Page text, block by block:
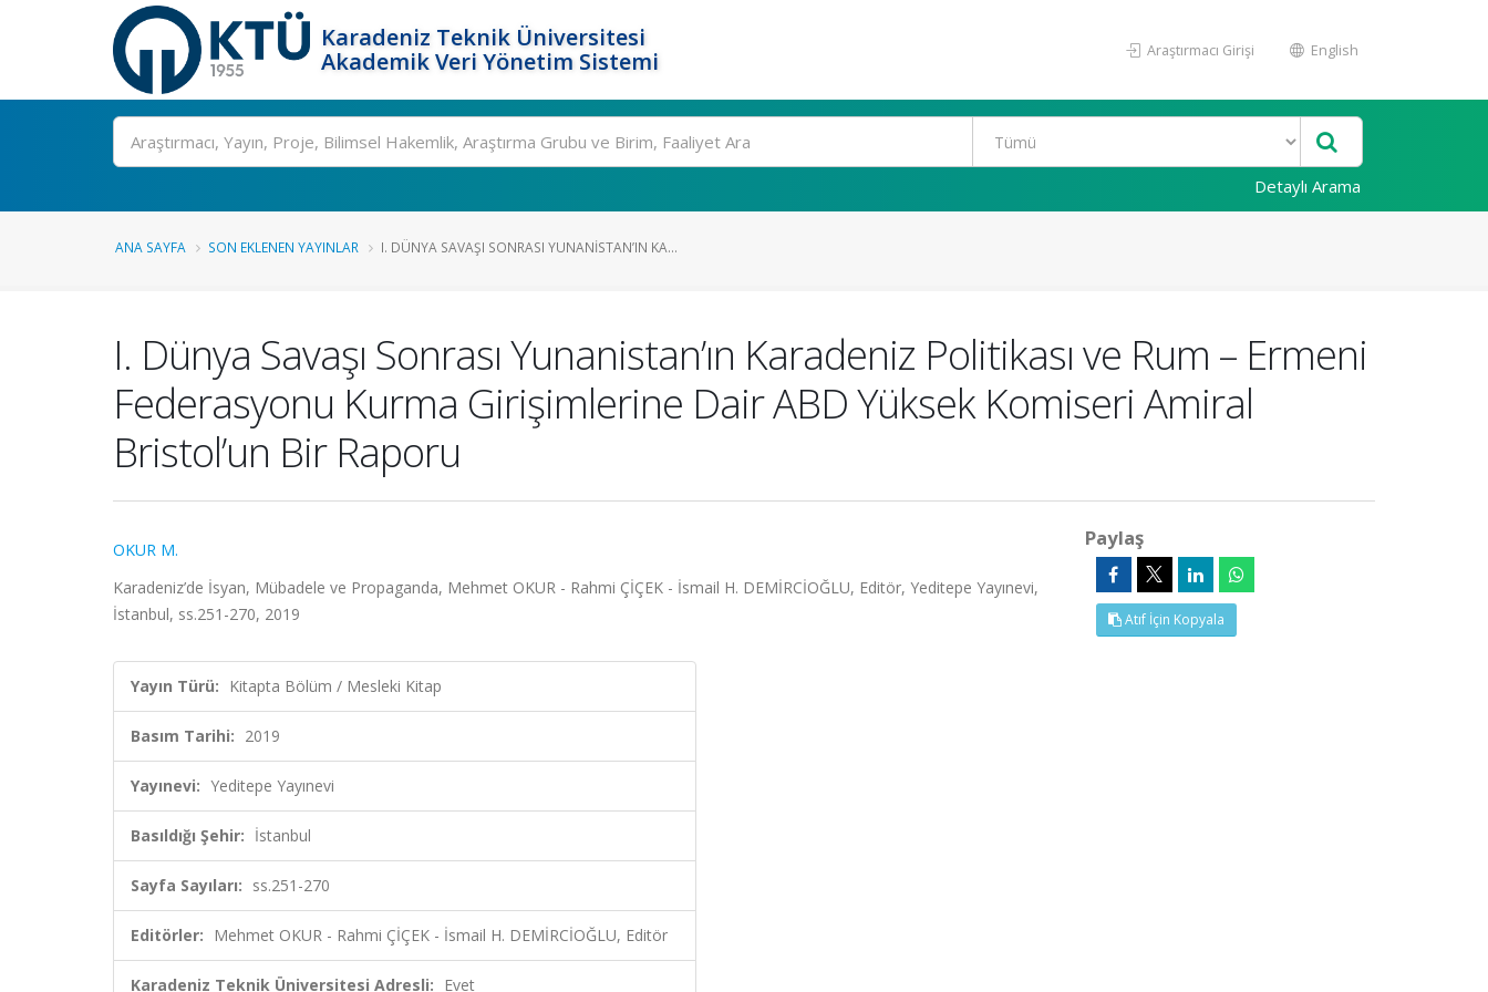
Karadeniz Teknik Üniversitesi
Akademik Veri Yönetim Sistemi
Araştırmacı Girişi English
Ara
Detaylı Arama
ANA SAYFA SON EKLENEN YAYINLAR I. DÜNYA SAVAŞI SONRASI YUNANISTAN’IN KA...
I. Dünya Savaşı Sonrası Yunanistan’ın Karadeniz Politikası ve Rum – Ermeni
Federasyonu Kurma Girişimlerine Dair ABD Yüksek Komiseri Amiral
Bristol’un Bir Raporu
OKUR M.
Karadeniz’de İsyan, Mübadele ve Propaganda, Mehmet OKUR - Rahmi ÇİÇEK - İsmail H. DEMİRCİOĞLU, Editör, Yeditepe Yayınevi,
İstanbul, ss.251-270, 2019
Yayın Türü: Kitapta Bölüm / Mesleki Kitap
Basım Tarihi: 2019
Yayınevi: Yeditepe Yayınevi
Basıldığı Şehir: İstanbul
Sayfa Sayıları: ss.251-270
Editörler: Mehmet OKUR - Rahmi ÇİÇEK - İsmail H. DEMİRCİOĞLU, Editör
Karadeniz Teknik Üniversitesi Adresli: Evet
Paylaş
Atıf İçin Kopyala